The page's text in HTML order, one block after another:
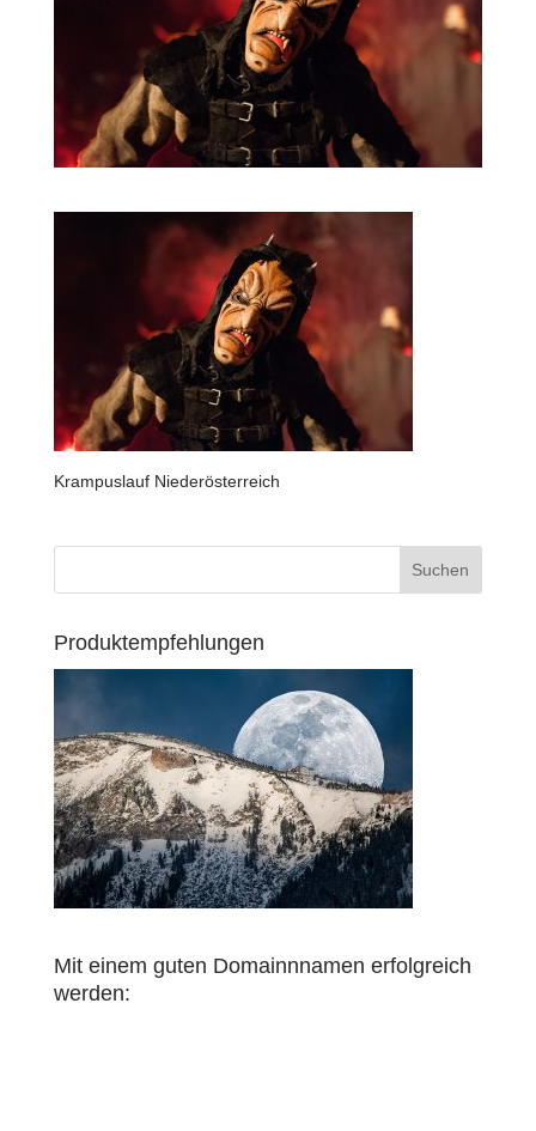
Krampuslauf Niederösterreich
Produktempfehlungen
Mit einem guten Domainnnamen erfolgreich
werden: